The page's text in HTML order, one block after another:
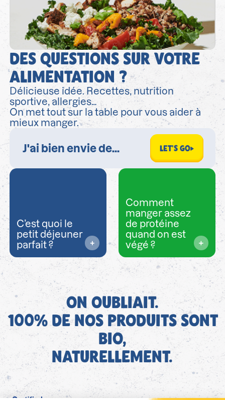
DES QUESTIONS SUR VOTRE
ALIMENTATION ?
Délicieuse idée. Recettes, nutrition
sportive, allergies…
On met tout sur la table pour vous aider à
mieux manger.
LET'S GO
C’est quoi le
petit déjeuner
parfait ?
Comment
manger assez
de protéine
quand on est
végé ?
ON OUBLIAIT.
100% DE NOS PRODUITS SONT
BIO,
NATURELLEMENT.